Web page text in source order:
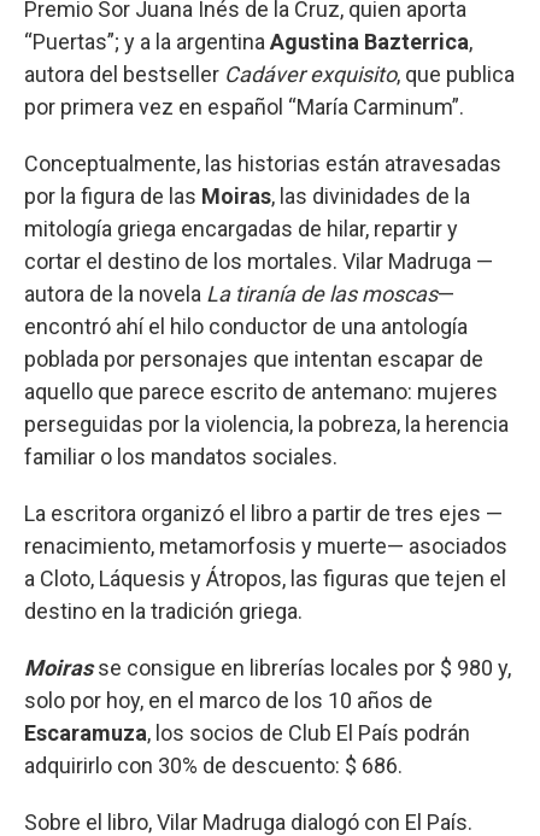
Premio Sor Juana Inés de la Cruz, quien aporta
“Puertas”; y a la argentina Agustina Bazterrica,
autora del bestseller Cadáver exquisito, que publica
por primera vez en español “María Carminum”.
Conceptualmente, las historias están atravesadas
por la figura de las Moiras, las divinidades de la
mitología griega encargadas de hilar, repartir y
cortar el destino de los mortales. Vilar Madruga —
autora de la novela La tiranía de las moscas—
encontró ahí el hilo conductor de una antología
poblada por personajes que intentan escapar de
aquello que parece escrito de antemano: mujeres
perseguidas por la violencia, la pobreza, la herencia
familiar o los mandatos sociales.
La escritora organizó el libro a partir de tres ejes —
renacimiento, metamorfosis y muerte— asociados
a Cloto, Láquesis y Átropos, las figuras que tejen el
destino en la tradición griega.
Moirasse consigue en librerías locales por $ 980 y,
solo por hoy, en el marco de los 10 años de
Escaramuza, los socios de Club El País podrán
adquirirlo con 30% de descuento: $ 686.
Sobre el libro, Vilar Madruga dialogó con El País.